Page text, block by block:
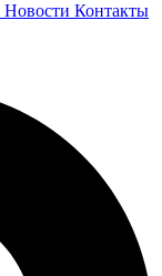
Новости Контакты